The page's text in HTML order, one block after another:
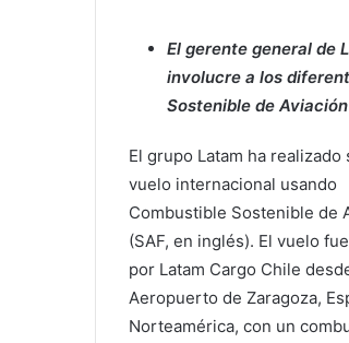
El gerente general de
involucre a los
Sostenible de Aviación
El grupo Latam ha realizado
vuelo internacional usando
Combustible Sostenible de
(SAF, en inglés). El vuelo
por Latam Cargo Chile
Aeropuerto de Zaragoza,
Norteamérica, con un